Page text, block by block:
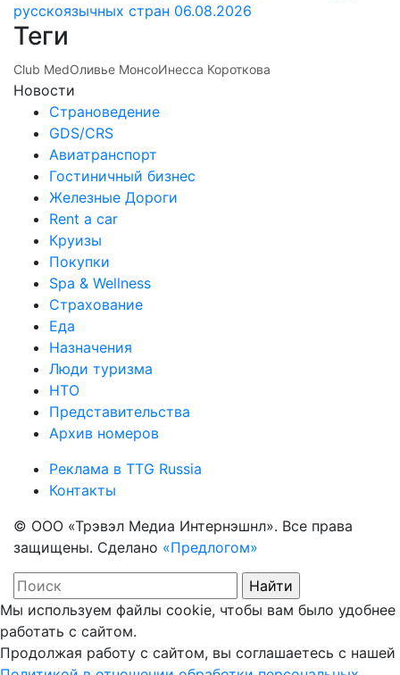
русскоязычных стран 06.08.2026
Теги
Club MedОливье МонсоИнесса Короткова
Новости
Страноведение
GDS/CRS
Авиатранспорт
Гостиничный бизнес
Железные Дороги
Rent a car
Круизы
Покупки
Spa & Wellness
Страхование
Еда
Назначения
Люди туризма
НТО
Представительства
Архив номеров
Реклама в TTG Russia
Контакты
© ООО «Трэвэл Медиа Интернэшнл». Все права
защищены. Сделано «Предлогом»
Мы используем файлы cookie, чтобы вам было удобнее
работать с сайтом.
Продолжая работу с сайтом, вы соглашаетесь с нашей